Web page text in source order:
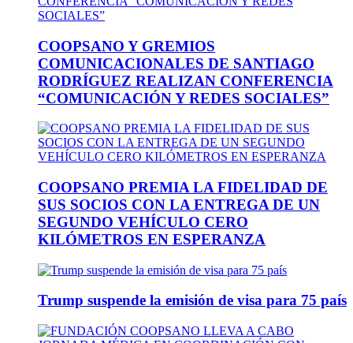
COOPSANO Y GREMIOS
COMUNICACIONALES DE SANTIAGO
RODRÍGUEZ REALIZAN CONFERENCIA
“COMUNICACIÓN Y REDES SOCIALES”
COOPSANO PREMIA LA FIDELIDAD DE
SUS SOCIOS CON LA ENTREGA DE UN
SEGUNDO VEHÍCULO CERO
KILÓMETROS EN ESPERANZA
Trump suspende la emisión de visa para 75 país